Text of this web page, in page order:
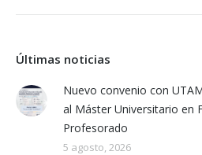
Últimas noticias
Nuevo convenio con
al Máster Universitario en
Profesorado
5 agosto, 2026